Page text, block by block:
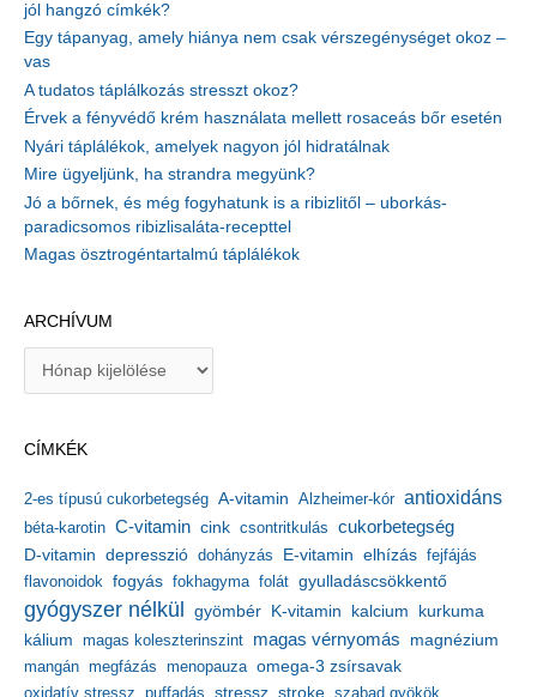
jól hangzó címkék?
Egy tápanyag, amely hiánya nem csak vérszegénységet okoz –
vas
A tudatos táplálkozás stresszt okoz?
Érvek a fényvédő krém használata mellett rosaceás bőr esetén
Nyári táplálékok, amelyek nagyon jól hidratálnak
Mire ügyeljünk, ha strandra megyünk?
Jó a bőrnek, és még fogyhatunk is a ribizlitől – uborkás-
paradicsomos ribizlisaláta-recepttel
Magas ösztrogéntartalmú táplálékok
ARCHÍVUM
í
u
m
CÍMKÉK
2-es típusú cukorbetegség A-vitamin Alzheimer-kór antioxidáns
béta-karotin C-vitamin cink csontritkulás cukorbetegség
D-vitamin depresszió dohányzás E-vitamin elhízás fejfájás
flavonoidok fogyás fokhagyma folát gyulladáscsökkentő
gyógyszer nélkül gyömbér K-vitamin kalcium kurkuma
kálium magas koleszterinszint magas vérnyomás magnézium
mangán megfázás menopauza omega-3 zsírsavak
oxidatív stressz puffadás stressz stroke szabad gyökök